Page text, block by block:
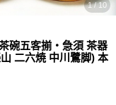
1 / 10
碗五客揃・急須 茶器
二六焼 中川鷺脚) 本